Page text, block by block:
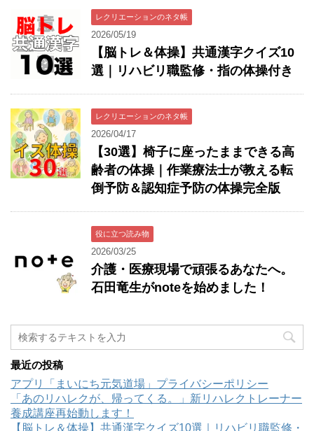
レクリエーションのネタ帳
2026/05/19
【脳トレ＆体操】共通漢字クイズ10
選｜リハビリ職監修・指の体操付き
レクリエーションのネタ帳
2026/04/17
【30選】椅子に座ったままできる高
齢者の体操｜作業療法士が教える転
倒予防＆認知症予防の体操完全版
役に立つ読み物
2026/03/25
介護・医療現場で頑張るあなたへ。
石田竜生がnoteを始めました！
最近の投稿
アプリ「まいにち元気道場」プライバシーポリシー
「あのリハレクが、帰ってくる。」新リハレクトレーナー
養成講座再始動します！
【脳トレ＆体操】共通漢字クイズ10選｜リハビリ職監修・